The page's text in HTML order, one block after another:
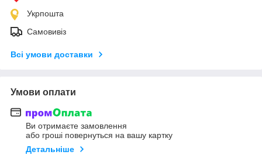
Укрпошта
Самовивіз
Всі умови доставки
Умови оплати
Ви отримаєте замовлення
або гроші повернуться на вашу картку
Детальніше